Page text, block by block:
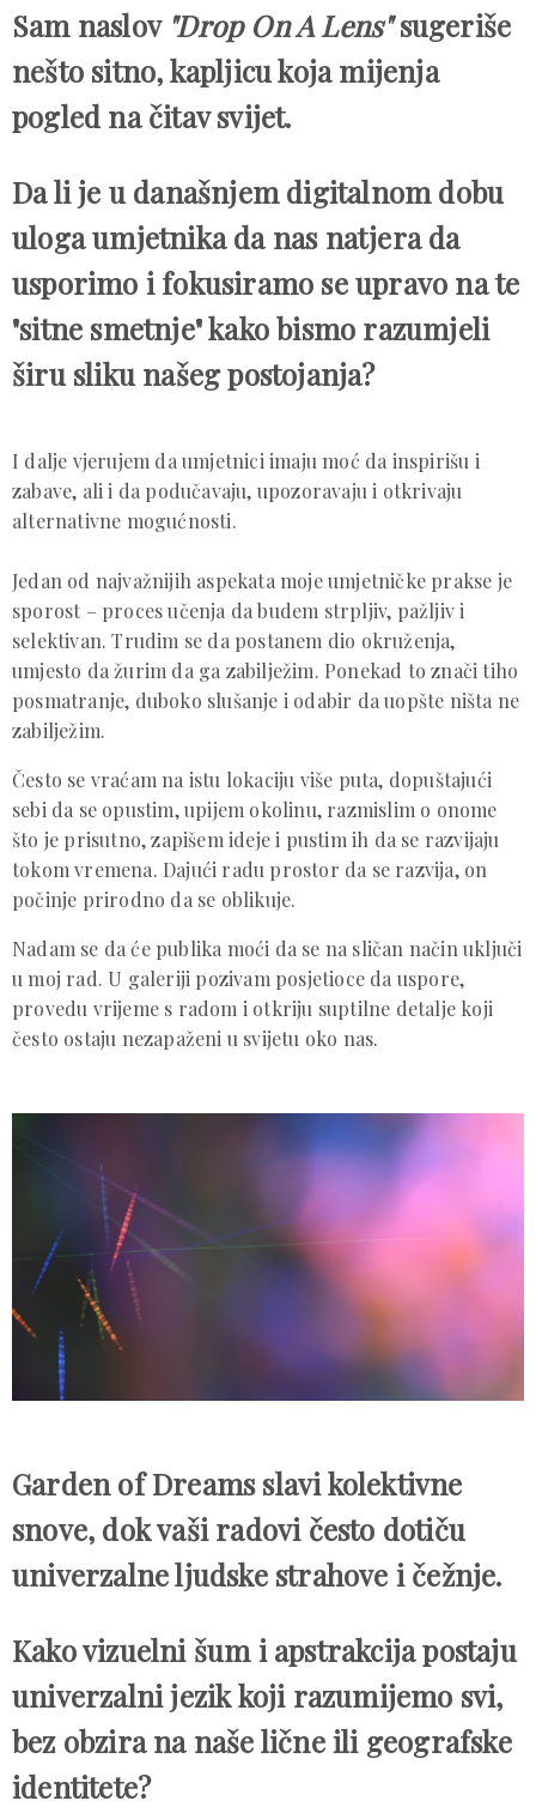
Sam naslov "Drop On A Lens"sugeriše
nešto sitno, kapljicu koja mijenja
pogled na čitav svijet.
Da li je u današnjem digitalnom dobu
uloga umjetnika da nas natjera da
usporimo i fokusiramo se upravo na te
"sitne smetnje" kako bismo razumjeli
širu sliku našeg postojanja?
I dalje vjerujem da umjetnici imaju moć da inspirišu i
zabave, ali i da podučavaju, upozoravaju i otkrivaju
alternativne mogućnosti.
Jedan od najvažnijih aspekata moje umjetničke prakse je
sporost – proces učenja da budem strpljiv, pažljiv i
selektivan. Trudim se da postanem dio okruženja,
umjesto da žurim da ga zabilježim. Ponekad to znači tiho
posmatranje, duboko slušanje i odabir da uopšte ništa ne
zabilježim.
Često se vraćam na istu lokaciju više puta, dopuštajući
sebi da se opustim, upijem okolinu, razmislim o onome
što je prisutno, zapišem ideje i pustim ih da se razvijaju
tokom vremena. Dajući radu prostor da se razvija, on
počinje prirodno da se oblikuje.
Nadam se da će publika moći da se na sličan način uključi
u moj rad. U galeriji pozivam posjetioce da uspore,
provedu vrijeme s radom i otkriju suptilne detalje koji
često ostaju nezapaženi u svijetu oko nas.
Garden of Dreams slavi kolektivne
snove, dok vaši radovi često dotiču
univerzalne ljudske strahove i čežnje.
Kako vizuelni šum i apstrakcija postaju
univerzalni jezik koji razumijemo svi,
bez obzira na naše lične ili geografske
identitete?